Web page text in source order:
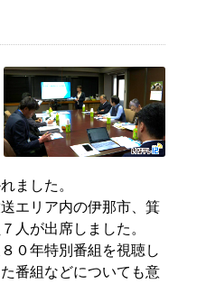
ました。
エリア内の伊那市、箕
人が出席しました。
０年特別番組を視聴し
番組などについても意